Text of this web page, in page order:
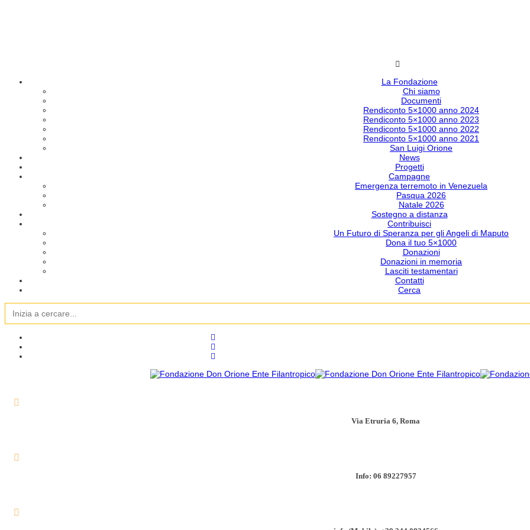
La Fondazione
Chi siamo
Documenti
Rendiconto 5×1000 anno 2024
Rendiconto 5×1000 anno 2023
Rendiconto 5×1000 anno 2022
Rendiconto 5×1000 anno 2021
San Luigi Orione
News
Progetti
Campagne
Emergenza terremoto in Venezuela
Pasqua 2026
Natale 2026
Sostegno a distanza
Contribuisci
Un Futuro di Speranza per gli Angeli di Maputo
Dona il tuo 5×1000
Donazioni
Donazioni in memoria
Lasciti testamentari
Contatti
Cerca
Search
for:
Via Etruria 6, Roma
Info: 06 89227957